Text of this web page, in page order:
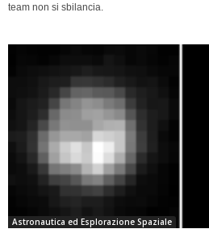
team non si sbilancia.
Astronautica ed Esplorazione Spaziale